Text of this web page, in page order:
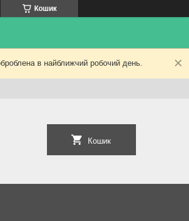
Кошик
в найближчий робочий день.
Кошик